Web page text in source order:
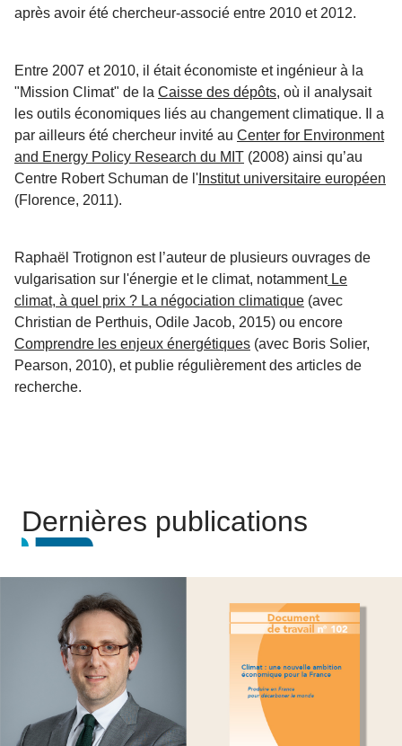
après avoir été chercheur-associé entre 2010 et 2012.
Entre 2007 et 2010, il était économiste et ingénieur à la
"Mission Climat" de la Caisse des dépôts, où il analysait
les outils économiques liés au changement climatique. Il a
par ailleurs été chercheur invité au Center for Environment
and Energy Policy Research du MIT (2008) ainsi qu’au
Centre Robert Schuman de l' Institut universitaire européen
(Florence, 2011).
Raphaël Trotignon est l’auteur de plusieurs ouvrages de
vulgarisation sur l'énergie et le climat, notammentLe
climat, à quel prix ? La négociation climatique (avec
Christian de Perthuis, Odile Jacob, 2015) ou encore
Comprendre les enjeux énergétiques (avec Boris Solier,
Pearson, 2010), et publie régulièrement des articles de
recherche.
Dernières publications